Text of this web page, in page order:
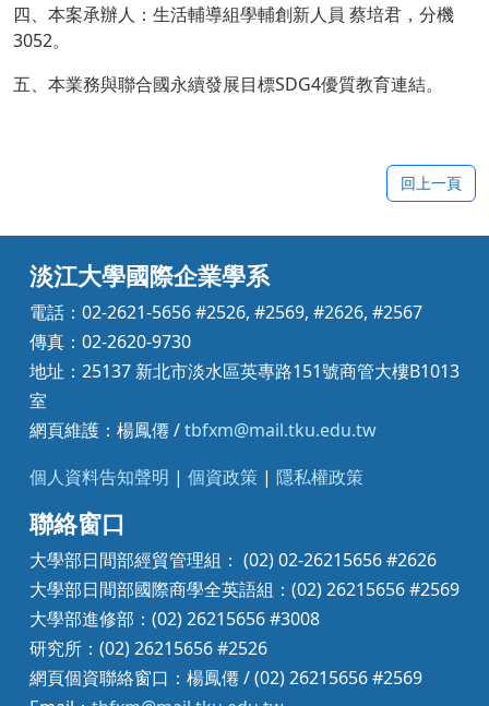
四、本案承辦人：生活輔導組學輔創新人員 蔡培君，分機
3052。
五、本業務與聯合國永續發展目標SDG4優質教育連結。
回上一頁
淡江大學國際企業學系
電話：02-2621-5656 #2526, #2569, #2626, #2567
傳真：02-2620-9730
地址：25137 新北市淡水區英專路151號商管大樓B1013
室
網頁維護：楊鳳僊 /tbfxm@mail.tku.edu.tw
個人資料告知聲明 | 個資政策 | 隱私權政策
聯絡窗口
大學部日間部經貿管理組： (02) 02-26215656 #2626
大學部日間部國際商學全英語組：(02) 26215656 #2569
大學部進修部：(02) 26215656 #3008
研究所：(02) 26215656 #2526
網頁個資聯絡窗口：楊鳳僊 / (02) 26215656 #2569